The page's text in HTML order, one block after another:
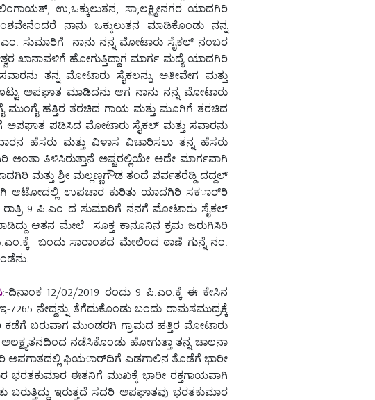
ಉ;ಒಕ್ಕುಲುತನ, ಸಾ;ಲಕ್ಷ್ಮೀನಗರ ಯಾದಗಿರಿ
ನಾನು ಒಕ್ಕುಲುತನ ಮಾಡಿಕೊಂಡು ನನ್ನ
ಸುಮಾರಿಗೆ ನಾನು ನನ್ನ ಮೋಟಾರು ಸೈಕಲ್ ನಂಬರ
ಖಾನಾವಳಿಗೆ ಹೋಗುತ್ತಿದ್ದಾಗ ಮಾರ್ಗ ಮದ್ಯೆ ಯಾದಗಿರಿ
ತನ್ನ ಮೋಟಾರು ಸೈಕಲನ್ನು ಅತೀವೇಗ ಮತ್ತು
ಅಪಘಾತ ಮಾಡಿದನು ಆಗ ನಾನು ನನ್ನ ಮೋಟಾರು
ಮುಂಗೈ ಹತ್ತಿರ ತರಚಿದ ಗಾಯ ಮತ್ತು ಮೂಗಿಗೆ ತರಚಿದ
ಅಪಘಾತ ಪಡಿಸಿದ ಮೋಟಾರು ಸೈಕಲ್ ಮತ್ತು ಸವಾರನು
ಹೆಸರು ಮತ್ತು ವಿಳಾಸ ವಿಚಾರಿಸಲು ತನ್ನ ಹೆಸರು
ತಿಳಿಸಿರುತ್ತಾನೆ ಅಷ್ಟರಲ್ಲಿಯೇ ಅದೇ ಮಾರ್ಗವಾಗಿ
ಮತ್ತು ಶ್ರೀ ಮಲ್ಲಣ್ಣಗೌಡ ತಂದೆ ಪರ್ವತರೆಡ್ಡಿ ದದ್ದಲ್
ಆಟೋದಲ್ಲಿ ಉಪಚಾರ ಕುರಿತು ಯಾದಗಿರಿ ಸಕರ್ಾರಿ
ರಾತ್ರಿ 9 ಪಿ.ಎಂ ದ ಸುಮಾರಿಗೆ ನನಗೆ ಮೋಟಾರು ಸೈಕಲ್
ಆತನ ಮೇಲೆ ಸೂಕ್ತ ಕಾನೂನಿನ ಕ್ರಮ ಜರುಗಿಸಿರಿ
ಬಂದು ಸಾರಾಂಶದ ಮೇಲಿಂದ ಠಾಣೆ ಗುನ್ನೆ ನಂ.
:-ದಿನಾಂಕ 12/02/2019 ರಂದು 9 ಪಿ.ಎಂ.ಕ್ಕೆ ಈ ಕೇಸಿನ
ನೇದ್ದನ್ನು ತೆಗೆದುಕೊಂಡು ಬಂದು ರಾಮಸಮುದ್ರಕ್ಕೆ
ಬರುವಾಗ ಮುಂಡರಗಿ ಗ್ರಾಮದ ಹತ್ತಿರ ಮೋಟಾರು
ನಡೆಸಿಕೊಂಡು ಹೋಗುತ್ತಾ ತನ್ನ ಚಾಲನಾ
ಅಪಗಾತದಲ್ಲಿ ಫಿಯರ್ಾದಿಗೆ ಎಡಗಾಲಿನ ತೊಡೆಗೆ ಭಾರೀ
ಭರತಕುಮಾರ ಈತನಿಗೆ ಮುಖಕ್ಕೆ ಭಾರೀ ರಕ್ತಗಾಯವಾಗಿ
ಇರುತ್ತದೆ ಸದರಿ ಅಪಘಾತವು ಭರತಕುಮಾರ